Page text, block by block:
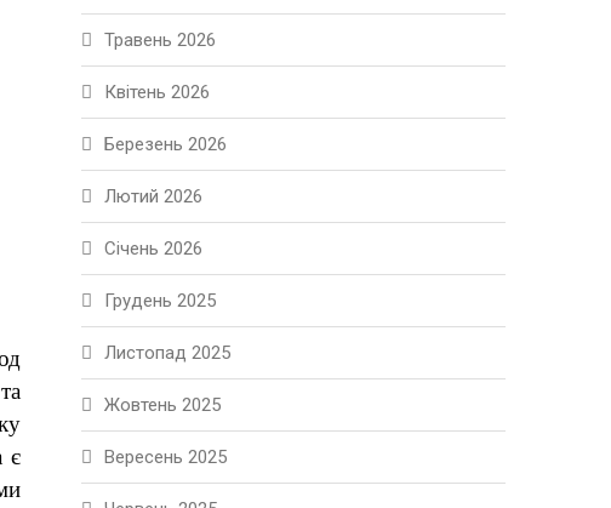
є
Травень 2026
Квітень 2026
Березень 2026
Лютий 2026
Січень 2026
Грудень 2025
Листопад 2025
Жовтень 2025
Вересень 2025